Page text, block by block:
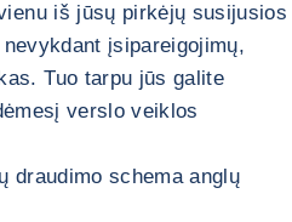
iš jūsų pirkėjų susijusios
įsipareigojimų,
Tuo tarpu jūs galite
verslo veiklos
draudimo schema anglų